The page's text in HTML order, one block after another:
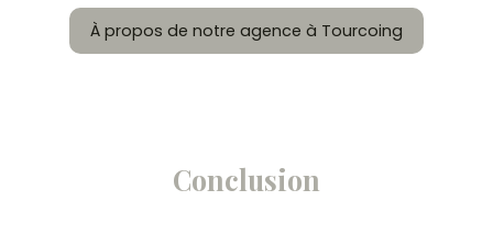
À propos de notre agence à Tourcoing
Conclusion